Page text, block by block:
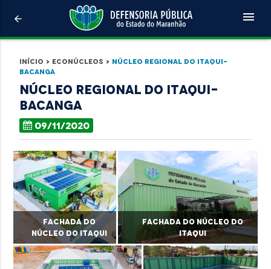
arrow_back menu
Início > Econúcleos > Núcleo Regional do Itaqui-
Bacanga
Núcleo Regional do Itaqui-
Bacanga
09/11/2020
Fachada do
Núcleo do Itaqui
Fachada do Núcleo do
Itaqui